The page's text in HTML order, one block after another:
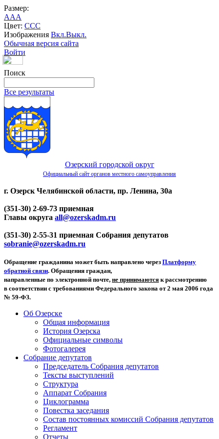
Размер:
AAA
Цвет: CCC
Изображения Вкл.Выкл.
Обычная версия сайта
Войти
Поиск
Все результаты
Озерский городской округ
Официальный сайт органов местного самоуправления
г. Озерск Челябинской области, пр. Ленина, 30а
(351-30) 2-69-73 приемная
Главы округа all@ozerskadm.ru
(351-30) 2-55-31 приемная Собрания депутатов
sobranie@ozerskadm.ru
Обращение гражданина может быть направлено через Платформу
обратной связи. Обращения граждан,
направленные по электронной почте, не принимаются к рассмотрению
в соответствии с требованиями Федерального закона от 2 мая 2006 года
№ 59-ФЗ.
Об Озерске
Общая информация
История Озерска
Официальные символы
Фотогалерея
Собрание депутатов
Председатель Собрания депутатов
Тексты выступлений
Структура
Аппарат Собрания
Циклограмма
Повестка заседания
Состав постоянных комиссий Собрания депутатов
Регламент
Отчеты